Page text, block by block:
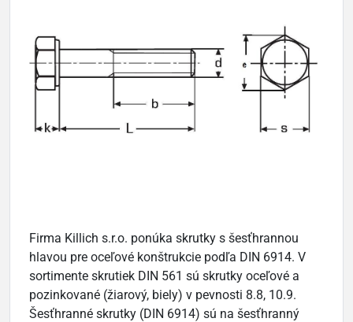
Firma Killich s.r.o. ponúka skrutky s šesťhrannou
hlavou pre oceľové konštrukcie podľa DIN 6914. V
sortimente skrutiek DIN 561 sú skrutky oceľové a
pozinkované (žiarový, biely) v pevnosti 8.8, 10.9.
Šesťhranné skrutky (DIN 6914) sú na šesťhranný